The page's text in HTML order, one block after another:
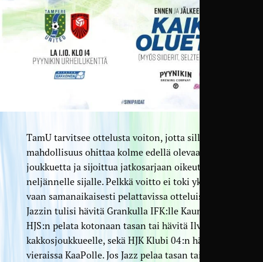
TamU tarvitsee ottelusta voiton, jotta sillä on
mahdollisuus ohittaa kolme edellä olevaa
joukkuetta ja sijoittua jatkosarjaan oikeuttavalle
neljännelle sijalle. Pelkkä voitto ei toki yksin riitä,
vaan samanaikaisesti pelattavissa otteluissa FC
Jazzin tulisi hävitä Grankulla IFK:lle Kauniaisissa,
HJS:n pelata kotonaan tasan tai hävitä Ilveksen
kakkosjoukkueelle, sekä HJK Klubi 04:n hävitä
vieraissa KaaPolle. Jos Jazz pelaa tasan tai Klubi